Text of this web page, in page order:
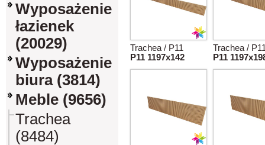
Wyposażenie
łazienek
(20029)
Wyposażenie
biura (3814)
Meble (9656)
Trachea
(8484)
Trachea / P11
P11 1197x142
Trachea /
P11